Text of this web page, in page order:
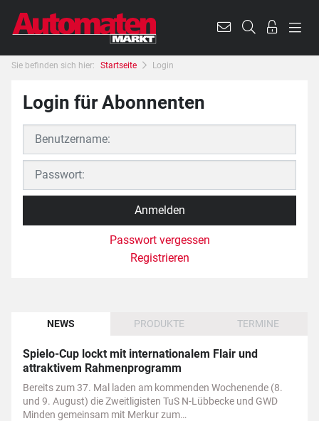
Sie befinden sich hier: Startseite Login
Login für Abonnenten
Passwort vergessen
Registrieren
NEWS PRODUKTE TERMINE
Spielo-Cup lockt mit internationalem Flair und
attraktivem Rahmenprogramm
Bereits zum 37. Mal laden am kommenden Wochenende (8.
und 9. August) die Zweitligisten TuS N-Lübbecke und GWD
Minden gemeinsam mit Merkur zum…